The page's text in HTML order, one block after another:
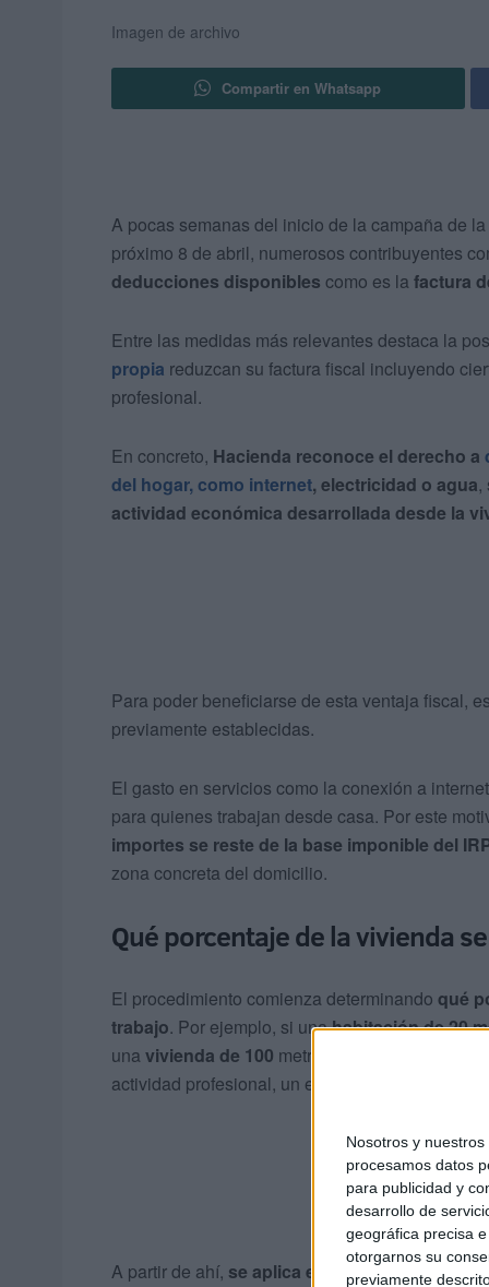
Nosotros y nuestros
procesamos datos
para publicidad y
desarrollo de
geográfica precisa
otorgarnos su
previamente
Imagen de archivo
Compartir en Whatsapp
A pocas semanas del inicio de la campaña de la
próximo 8 de abril, numerosos contribuyentes
deducciones disponibles como es la factura
Entre las medidas más relevantes destaca la
propia reduzcan su factura fiscal incluyendo
profesional.
En concreto, Hacienda reconoce el derecho a
del hogar, como internet, electricidad o agua,
actividad económica desarrollada desde la
Para poder beneficiarse de esta ventaja fiscal,
previamente establecidas.
El gasto en servicios como la conexión a
para quienes trabajan desde casa. Por este
importes se reste de la base imponible del
zona concreta del domicilio.
Qué porcentaje de la vivienda
El procedimiento comienza determinando qué
trabajo. Por ejemplo, si unahabitación de 20
una vivienda de 100 metros cuadrados, se
actividad profesional, un ejemplo que ponen
A partir de ahí, se aplica el 30% sobre esa